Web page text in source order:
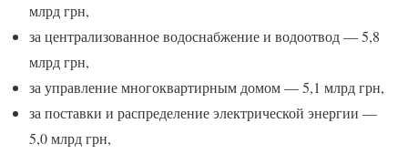
млрд грн,
за централизованное водоснабжение и водоотвод — 5,8
млрд грн,
за управление многоквартирным домом — 5,1 млрд грн,
за поставки и распределение электрической энергии —
5,0 млрд грн,